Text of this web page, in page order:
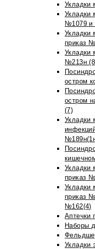
Укладки
Укладки
№1079 и
Укладки
приказ
Укладки
№213н
остром
остром
(7)
Укладки
Укладки
приказ
Укладки
приказ
№162(4)
Аптечки
Наборы
Укладки